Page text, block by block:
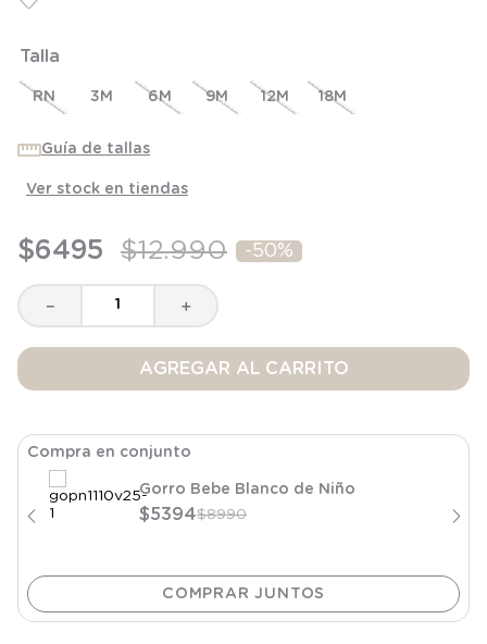
Talla
RN 3M 6M 9M 12M 18M
Guía de tallas
Ver stock en tiendas
$6495 $12.990 -50%
＋
－
AGREGAR AL CARRITO
Compra en conjunto
Gorro Bebe Blanco de Niño
$5394$8990
8.
9.
saco dormir